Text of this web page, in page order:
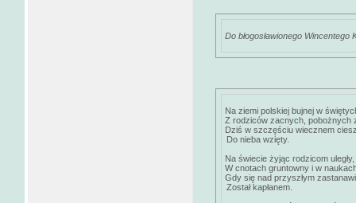
Do błogosławionego Wincentego
Na ziemi polskiej bujnej w
Z rodziców zacnych, pobożnych
Dziś w szczęściu wiecznem
Do nieba wzięty.
Na świecie żyjąc rodzicom uległy,
W cnotach gruntowny i w naukach
Gdy się nad przyszłym
Został kapłanem.